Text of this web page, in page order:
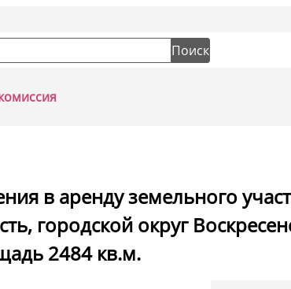
Поиск
в аренду земельного
городской округ
2484 кв.м.